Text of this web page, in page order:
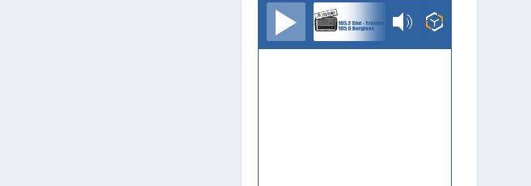
TrudoFM